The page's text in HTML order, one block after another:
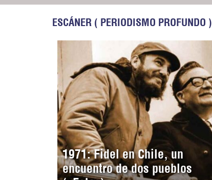
ESCÁNER ( PERIODISMO PROFUNDO )
1971: Fidel en Chile, un
encuentro de dos pueblos